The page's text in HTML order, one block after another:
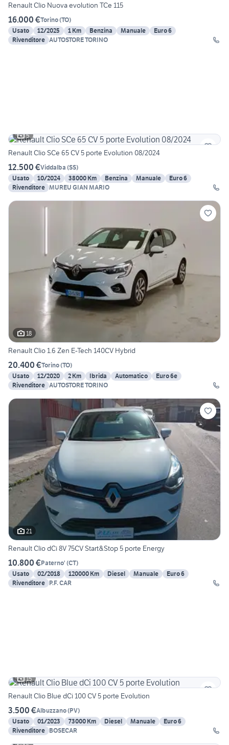
Renault Clio Nuova evolution TCe 115
16.000 €Torino(TO)
Usato
12/2025 1 Km Benzina Manuale
Euro 6
Rivenditore AUTOSTORE TORINO
5
Renault Clio SCe 65 CV 5 porte Evolution 08/2024
12.500 €Viddalba (SS)
Usato
10/2024 38000 Km Benzina Manuale
Euro 6
Rivenditore MUREU GIAN MARIO
18
Renault Clio 1.6 Zen E-Tech 140CV Hybrid
20.400 €Torino(TO)
Usato
12/2020 2 Km Ibrida Automatico
Euro 6e
Rivenditore AUTOSTORE TORINO
21
Renault Clio dCi 8V 75CV Start&Stop 5 porte Energy
10.800 €Paterno' (CT)
Usato
02/2018 120000 Km Diesel Manuale
Euro 6
Rivenditore P.F. CAR
15
Renault Clio Blue dCi 100 CV 5 porte Evolution
3.500 €Albuzzano(PV)
Usato
01/2023 73000 Km Diesel Manuale
Euro 6
Rivenditore BOSECAR